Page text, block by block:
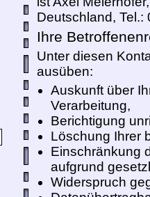
Deutschland, Tel.:
Ihre
Unter diesen
ausüben:
Auskunft über
Verarbeitung,
Berichtigung
Löschung Ihrer
Einschränkung
aufgrund
Widerspruch